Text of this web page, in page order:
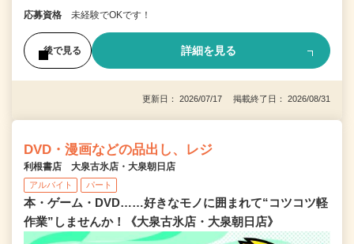
応募資格 未経験でOKです！
後で見る 詳細を見る
更新日： 2026/07/17 掲載終了日： 2026/08/31
DVD・漫画などの品出し、レジ
利根書店 大泉古氷店・大泉朝日店
アルバイト パート
本・ゲーム・DVD……好きなモノに囲まれて“コツコツ軽
作業”しませんか！《大泉古氷店・大泉朝日店》